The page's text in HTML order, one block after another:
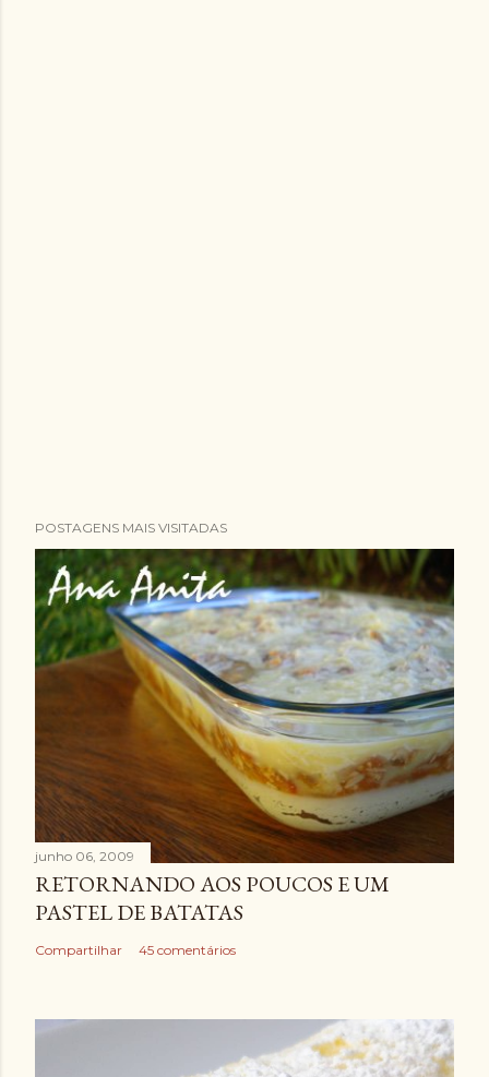
POSTAGENS MAIS VISITADAS
junho 06, 2009
RETORNANDO AOS POUCOS E UM
PASTEL DE BATATAS
Compartilhar 45 comentários